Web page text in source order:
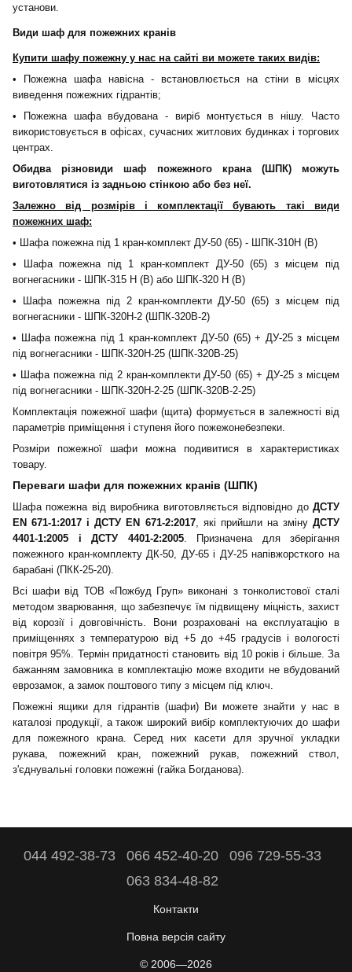
установи.
Види шаф для пожежних кранів
Купити шафу пожежну у нас на сайті ви можете таких видів:
• Пожежна шафа навісна- встановлюється на стіни в місцях
виведення пожежних гідрантів;
• Пожежна шафа вбудована- виріб монтується в нішу. Часто
використовується в офісах, сучасних житлових будинках і торгових
центрах.
Обидва різновиди шаф пожежного крана (ШПК) можуть
виготовлятися із задньою стінкою або без неї.
Залежно від розмірів і комплектації бувають такі види
пожежних шаф:
• Шафа пожежнапід 1 кран-комплект ДУ-50 (65) - ШПК-310Н (В)
• Шафа пожежнапід 1 кран-комплект ДУ-50 (65) з місцем під
вогнегасники - ШПК-315 Н (В) або ШПК-320 Н (В)
• Шафа пожежнапід 2 кран-комплектиДУ-50 (65) з місцем під
вогнегасники - ШПК-320Н-2 (ШПК-320В-2)
• Шафа пожежнапід 1 кран-комплект ДУ-50 (65) + ДУ-25 з місцем
під вогнегасники - ШПК-320Н-25 (ШПК-320В-25)
• Шафа пожежнапід 2 кран-комплектиДУ-50 (65) + ДУ-25 з місцем
під вогнегасники - ШПК-320Н-2-25 (ШПК-320В-2-25)
Комплектація пожежної шафи (щита) формується в залежності від
параметрів приміщення і ступеня його пожежонебезпеки.
Розміри пожежної шафи можна подивитися в характеристиках
товару.
Переваги шафи для пожежних кранів (ШПК)
Шафа пожежнавід виробника виготовляється відповідно доДСТУ
EN 671-1:2017 і ДСТУ EN 671-2:2017, які прийшли на зміну ДСТУ
4401-1:2005 і ДСТУ 4401-2:2005. Призначенадля зберігання
пожежного кран-комплекту ДК-50, ДУ-65 і ДУ-25 напівжорсткого на
барабані (ПКК-25-20).
Всі шафи від ТОВ «Пожбуд Груп» виконані з тонколистової сталі
методом зварювання, що забезпечує їм підвищену міцність, захист
від корозії і довговічність. Вони розраховані на експлуатацію в
приміщеннях з температурою від +5 до +45 градусів і вологості
повітря 95%. Термін придатності становить від 10 років і більше. За
бажанням замовника в комплектацію може входити не вбудований
еврозамок, а замок поштового типу з місцем під ключ.
Пожежні ящики для гідрантів (шафи) Ви можете знайти у нас в
каталозі продукції, а також широкий вибір комплектуючих до шафи
для пожежного крана. Серед них касети для зручної укладки
рукава, пожежний кран, пожежний рукав, пожежний ствол,
з'єднувальні головки пожежні (гайка Богданова).
044 492-38-73 066 452-40-20
096 729-55-33
063 834-48-82
Контакти
Повна версія сайту
© 2006—2026